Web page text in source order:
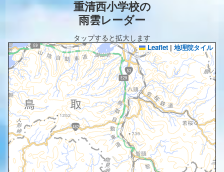
重清西小学校の
雨雲レーダー
タップすると拡大します
Leaflet | 地理院タイル